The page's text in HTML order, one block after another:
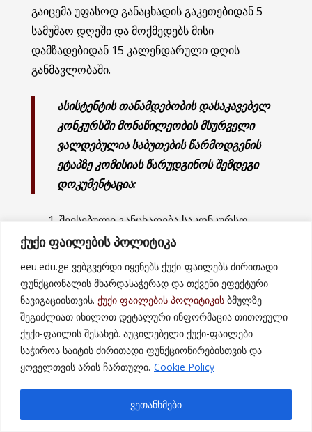
ქუქი ფაილების პოლიტიკა
eeu.edu.ge ვებგვერდი იყენებს ქუქი-ფაილებს ძირითადი
ფუნქციონალის მხარდასაჭერად და თქვენი ეფექტური
ნავიგაციისთვის. ქუქი ფაილების პოლიტიკის ბმულზე
შეგიძლიათ იხილოთ დეტალური ინფორმაცია თითოეული
ქუქი-ფაილის შესახებ. აუცილებელი ქუქი-ფაილები
საჭიროა საიტის ძირითადი ფუნქციონირებისთვის და
ყოველთვის არის ჩართული. Cookie Policy
ვეთანხმები
გაიცემა უფასოდ განაცხადის გაკეთებიდან 5
სამუშაო დღეში და მოქმედებს მისი
დამზადებიდან 15 კალენდარული დღის
განმავლობაში.
ასისტენტის თანამდებობის დასაკავებელ
კონკურსში მონაწილეობის მსურველი
ვალდებულია საბუთების წარმოდგენის
ეტაპზე კომისიას წარუდგინოს შემდეგი
დოკუმენტაცია:
შევსებული განცხადება საკონკურსო
კომისიის სახელზე(იხ. ფორმა);
ავტობიოგრაფია (CV) (ელექტრონული და
ნაბეჭდი სახით; ელ. ფოსტით გამოგზავნის
შემთხვევაში მხოლოდ ელექტრონული
სახით);
შევსებული კონკურსანტის ანკეტა
ელექტრონულ ვერსიასთან (დისკი)
ერთად (ელ. ფოსტით გამოგზავნის
შემთხვევაში მხოლოდ ელექტრონული